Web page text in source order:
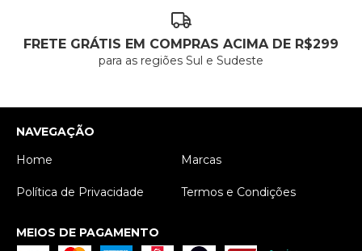
FRETE GRÁTIS EM COMPRAS ACIMA DE R$299
para as regiões Sul e Sudeste
NAVEGAÇÃO
Home
Marcas
Política de Privacidade Termos e Condições
MEIOS DE PAGAMENTO